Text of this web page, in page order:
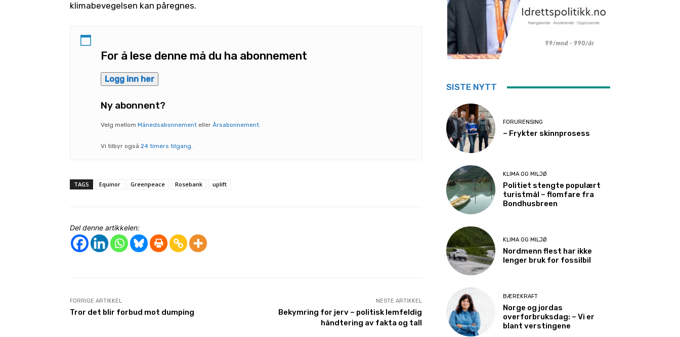
klimabevegelsen kan påregnes.
For å lese denne må du ha abonnement
Logg inn her
Ny abonnent?
Velg mellom Månedsabonnement eller Årsabonnement.
Vi tilbyr også 24 timers tilgang.
TAGS Equinor Greenpeace Rosebank uplift
Del denne artikkelen:
FORRIGE ARTIKKEL
Tror det blir forbud mot dumping
NESTE ARTIKKEL
Bekymring for jerv – politisk lemfeldig
håndtering av fakta og tall
SISTE NYTT
FORURENSING
– Frykter skinnprosess
KLIMA OG MILJØ
Politiet stengte populært
turistmål – flomfare fra
Bondhusbreen
KLIMA OG MILJØ
Nordmenn flest har ikke
lenger bruk for fossilbil
BÆREKRAFT
Norge og jordas
overforbruksdag: – Vi er
blant verstingene